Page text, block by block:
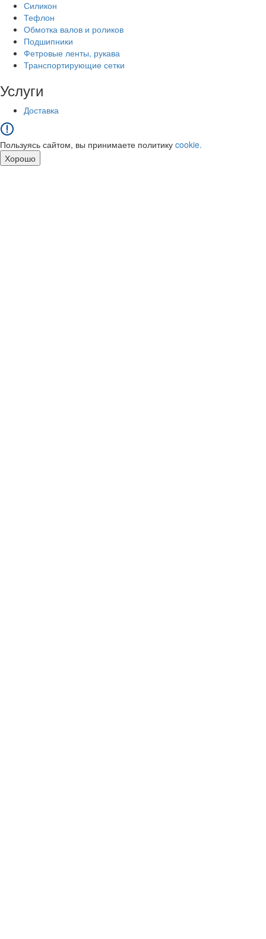
Силикон
Тефлон
Обмотка валов и роликов
Подшипники
Фетровые ленты, рукава
Транспортирующие сетки
Услуги
Доставка
Пользуясь сайтом, вы принимаете политику cookie.
Хорошо